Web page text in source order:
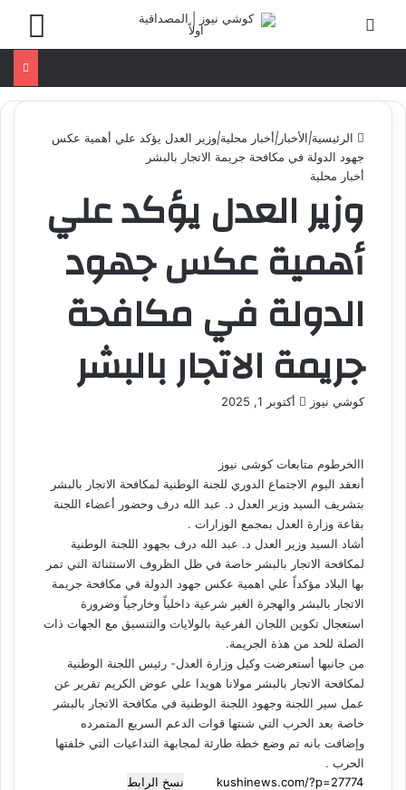
تسجيل الدخول
الرئيسية|الأخبار |أخبار محلية|وزير العدل يؤكد علي أهمية عكس
جهود الدولة في مكافحة جريمة الاتجار بالبشر
أخبار محلية
وزير العدل يؤكد علي
أهمية عكس جهود
الدولة في مكافحة
جريمة الاتجار بالبشر
كوشي نيوز
أ
ل
ا
إ
ل
ك
ت
ر
و
ن
ي
ا
أكتوبر 1, 2025
االخرطوم متابعات كوشى نيوز
أنعقد اليوم الاجتماع الدوري للجنة الوطنية لمكافحة الاتجار بالبشر
بتشريف السيد وزير العدل د. عبد الله درف وحضور أعضاء اللجنة
بقاعة وزارة العدل بمجمع الوزارات .
أشاد السيد وزير العدل د. عبد الله درف بجهود اللجنة الوطنية
لمكافحة الاتجار بالبشر خاصة في ظل الظروف الاستثنائة التي تمر
بها البلاد مؤكداً علي اهمية عكس جهود الدولة في مكافحة جريمة
الاتجار بالبشر والهجرة الغير شرعية داخلياً وخارجياً وضرورة
استعجال تكوين اللجان الفرعية بالولايات والتنسيق مع الجهات ذات
الصلة للحد من هذة الجريمة.
من جانبها أستعرضت وكيل وزارة العدل- رئيس اللجنة الوطنية
لمكافحة الاتجار بالبشر مولانا هويدا علي عوض الكريم تقرير عن
عمل سير اللجنة وجهود اللجنة الوطنية في مكافحة الاتجار بالبشر
خاصة بعد الحرب التي شنتها قوات الدعم السريع المتمرده
وإضافت بانه تم وضع خطة طارئة لمجابهة التداعيات التي خلفتها
الحرب .
نسخ الرابط
ل